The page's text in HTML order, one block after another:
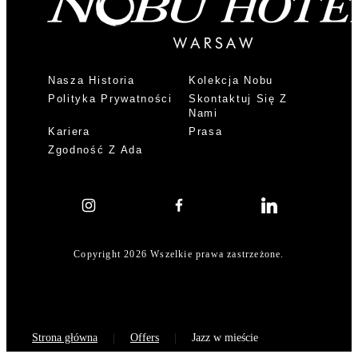
Nasza Historia
Kolekcja Nobu
Polityka Prywatności
Skontaktuj Się Z
Nami
Kariera
Prasa
Zgodność Z Ada
Copyright 2026 Wszelkie prawa zastrzeżone.
Strona główna Offers Jazz w mieście